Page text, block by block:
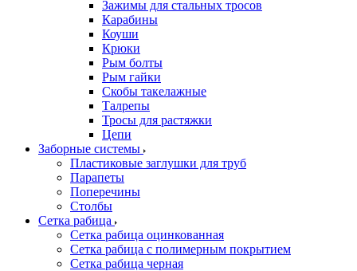
Зажимы для стальных тросов
Карабины
Коуши
Крюки
Рым болты
Рым гайки
Скобы такелажные
Талрепы
Тросы для растяжки
Цепи
Заборные системы
Пластиковые заглушки для труб
Парапеты
Поперечины
Столбы
Сетка рабица
Сетка рабица оцинкованная
Сетка рабица с полимерным покрытием
Сетка рабица черная